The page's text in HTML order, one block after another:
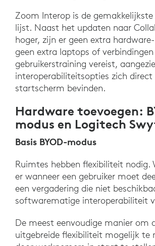
Zoom Interop is de
lijst. Naast het updaten naar
hoger, zijn er geen extra
geen extra laptops of
gebruikerstraining vereist,
interoperabiliteitsopties zich
startscherm bevinden.
Hardware toevoegen:
modus en Logitech
Basis BYOD-modus
Ruimtes hebben flexibiliteit nodig.
er wanneer een gebruiker moet
een vergadering die niet
softwarematige interoperabiliteit
De meest eenvoudige manier om
uitgebreide flexibiliteit mogelijk te